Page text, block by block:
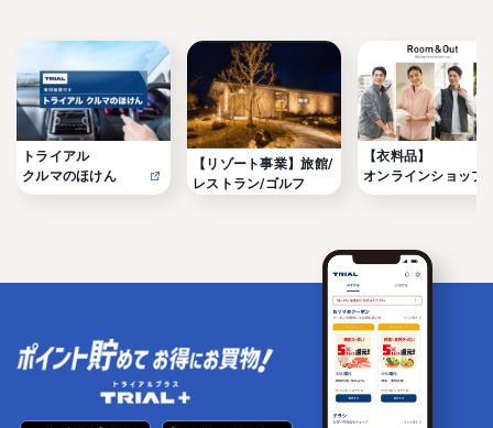
トライアル
クルマのほけん
【リゾート事業】旅館/
レストラン/ゴルフ
【衣料品】
オンラインショップ